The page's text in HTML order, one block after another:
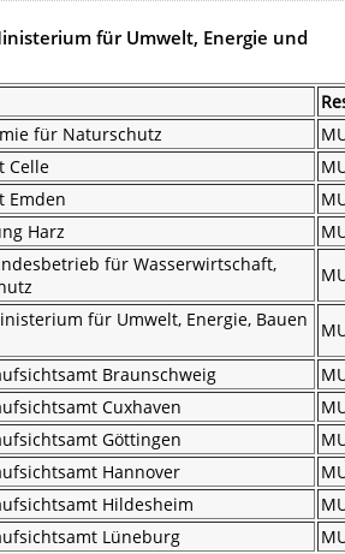
für Umwelt, Energie und
für Naturschutz
Celle
Emden
Harz
für Wasserwirtschaft,
für Umwelt, Energie, Bauen
Braunschweig
Cuxhaven
Göttingen
Hannover
Hildesheim
Lüneburg